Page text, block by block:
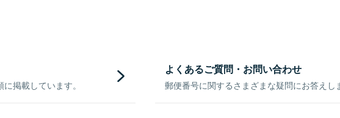
掲載しています。
よくあるご質問・お問い合わせ
郵便番号に関するさまざまな疑問にお答えし